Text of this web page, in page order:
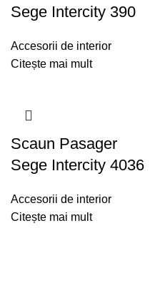
Sege Intercity 390
Accesorii de interior
Citește mai mult
Scaun Pasager
Sege Intercity 4036
Accesorii de interior
Citește mai mult